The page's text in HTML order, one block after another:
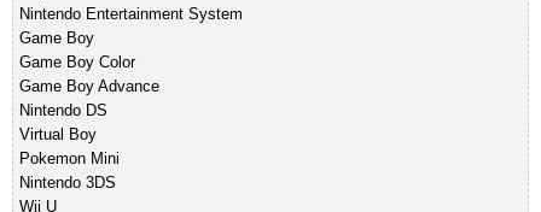
Nintendo Entertainment System
Game Boy
Game Boy Color
Game Boy Advance
Nintendo DS
Virtual Boy
Pokemon Mini
Nintendo 3DS
Wii U